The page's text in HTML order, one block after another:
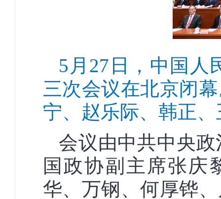
5月27日，中国人
三次会议在北京闭
宁、赵乐际、韩正
会议由中共中央
国政协副主席张庆
华、万钢、何厚铧